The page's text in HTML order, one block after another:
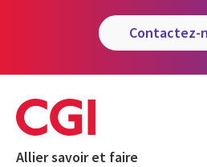
contactez-
Allier savoir et faire